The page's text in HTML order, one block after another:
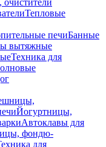
Тепловые
печиБанные
вытяжные
Техника для
Йогуртницы,
Автоклавы для
фондю-
для